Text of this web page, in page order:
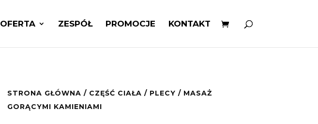
OFERTA ZESPÓŁ PROMOCJE KONTAKT
STRONA GŁÓWNA / CZĘŚĆ CIAŁA / PLECY / MASAŻ
GORĄCYMI KAMIENIAMI